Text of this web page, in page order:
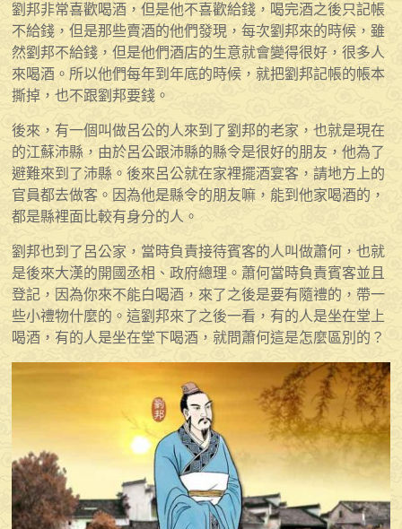
劉邦非常喜歡喝酒，但是他不喜歡給錢，喝完酒之後只記帳
不給錢，但是那些賣酒的他們發現，每次劉邦來的時候，雖
然劉邦不給錢，但是他們酒店的生意就會變得很好，很多人
來喝酒。所以他們每年到年底的時候，就把劉邦記帳的帳本
撕掉，也不跟劉邦要錢。
後來，有一個叫做呂公的人來到了劉邦的老家，也就是現在
的江蘇沛縣，由於呂公跟沛縣的縣令是很好的朋友，他為了
避難來到了沛縣。後來呂公就在家裡擺酒宴客，請地方上的
官員都去做客。因為他是縣令的朋友嘛，能到他家喝酒的，
都是縣裡面比較有身分的人。
劉邦也到了呂公家，當時負責接待賓客的人叫做蕭何，也就
是後來大漢的開國丞相、政府總理。蕭何當時負責賓客並且
登記，因為你來不能白喝酒，來了之後是要有隨禮的，帶一
些小禮物什麼的。這劉邦來了之後一看，有的人是坐在堂上
喝酒，有的人是坐在堂下喝酒，就問蕭何這是怎麼區別的？